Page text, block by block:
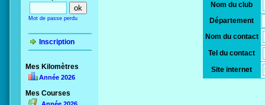
Mot de passe perdu
Inscription
Mes Kilomètres
Année 2026
Mes Courses
Nom du club
Département
Nom du contact
Tel du contact
Site internet